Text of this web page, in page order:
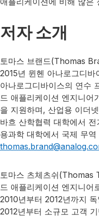
저자 소개
토마스 브랜드(Thomas
2015년 뮌헨 아나로그디
아나로그디바이스의 연수
드 애플리케이션 엔지니어
을 지원하며, 산업용 이더
바흐 산학협력 대학에서
용과학 대학에서 국제 무
토마스 츠체츠쉬(Thomas
드 애플리케이션 엔지니어
2010년부터 2012년까지
2012년부터 소규모 고객